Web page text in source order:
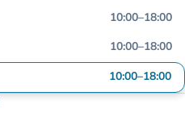
10:00–18:00
10:00–18:00
10:00–18:00